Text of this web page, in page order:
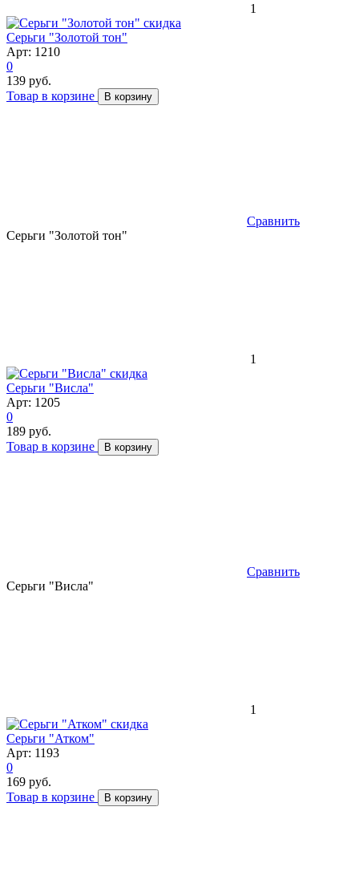
1
скидка
Серьги "Золотой тон"
Арт: 1210
0
139 руб.
Товар в корзине
В корзину
Сравнить
Серьги "Золотой тон"
1
скидка
Серьги "Висла"
Арт: 1205
0
189 руб.
Товар в корзине
В корзину
Сравнить
Серьги "Висла"
1
скидка
Серьги "Атком"
Арт: 1193
0
169 руб.
Товар в корзине
В корзину